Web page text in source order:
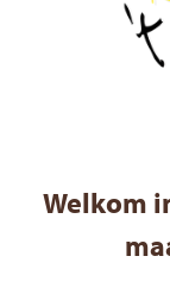
Welkom